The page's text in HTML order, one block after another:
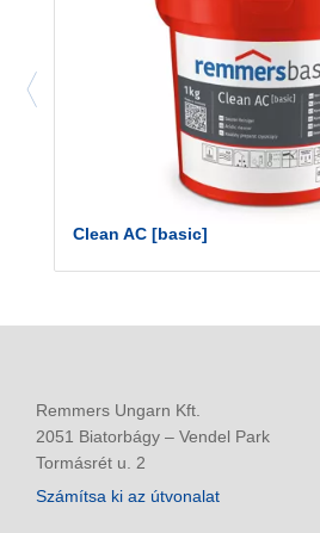
Clean AC [basic]
Remmers Ungarn Kft.
2051 Biatorbágy – Vendel Park
Tormásrét u. 2
Számítsa ki az útvonalat